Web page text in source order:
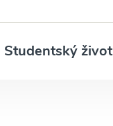
Studentský život